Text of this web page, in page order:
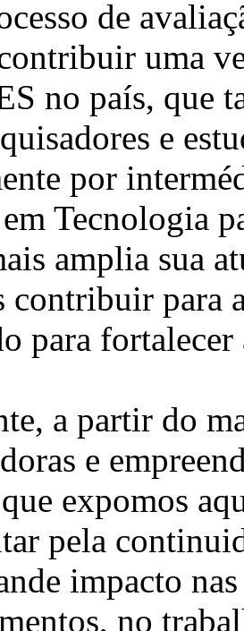
de
uma
no país, que
e
por
Tecnologia
amplia sua
contribuir para
para fortalecer
a partir do
e
expomos
pela
impacto
no